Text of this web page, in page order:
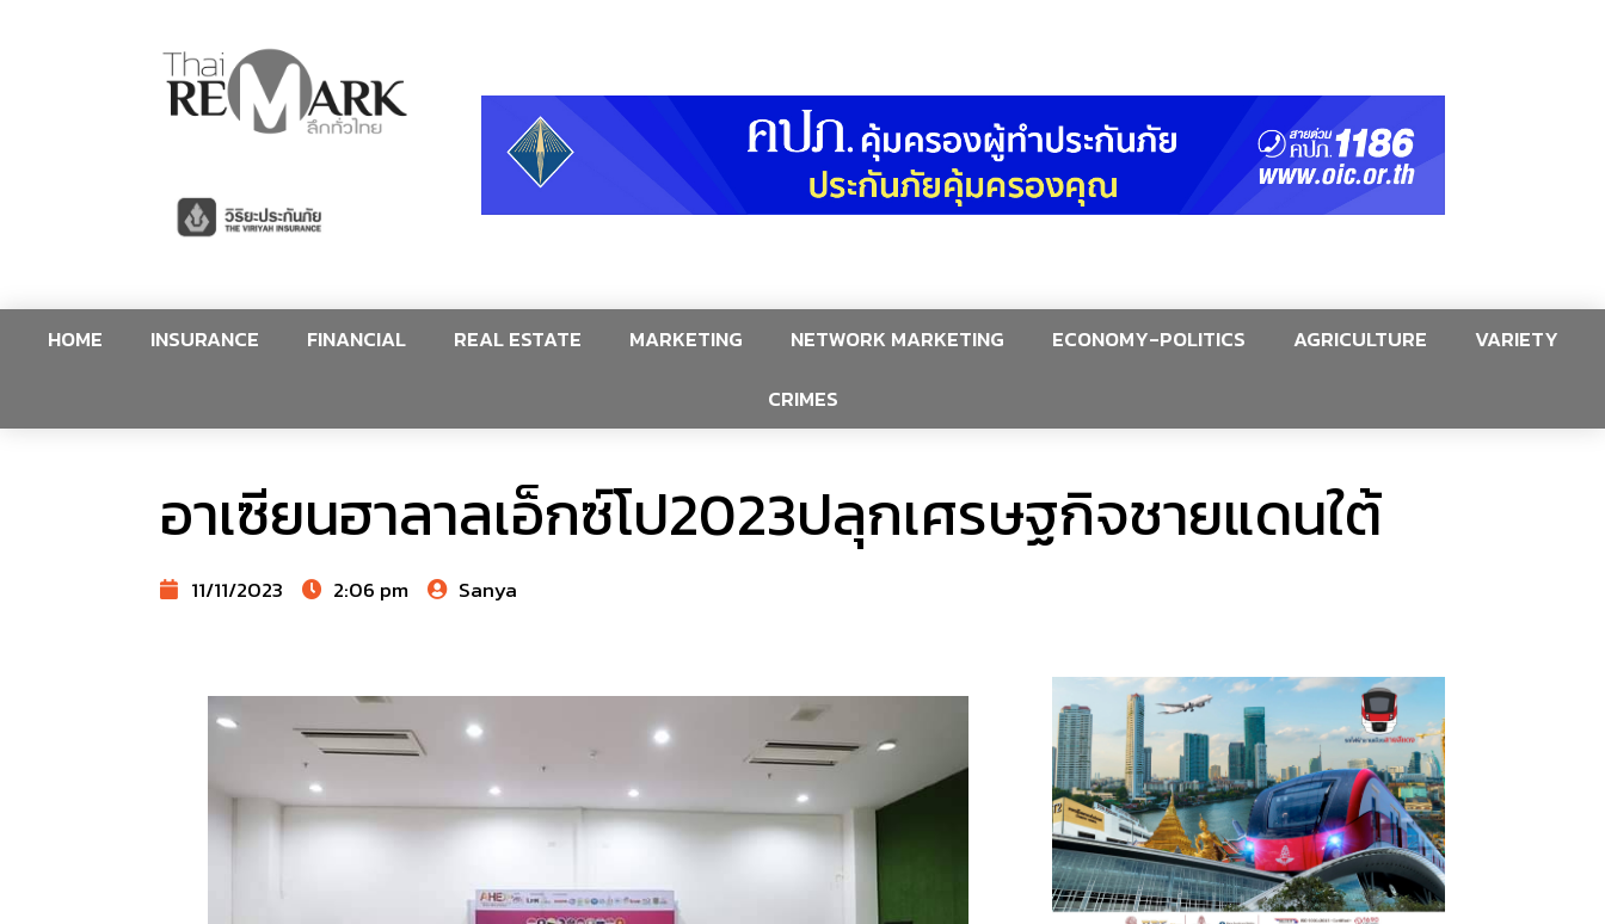
HOME INSURANCE FINANCIAL REAL ESTATE MARKETING NETWORK MARKETING ECONOMY-POLITICS AGRICULTURE
VARIETY
CRIMES
อาเซียนฮาลาลเอ็กซ์โป2023ปลุกเศรษฐกิจชายแดนใต้
11/11/2023 2:06 pm Sanya